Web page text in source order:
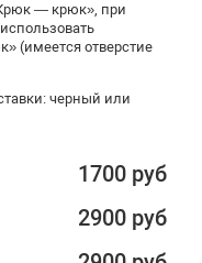
— крюк», при
(имеется отверстие
черный или
1700 руб
2900 руб